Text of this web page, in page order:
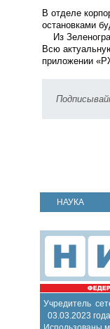
В отделе
остановками
Из
Всю
приложении
НАУКА
Учредитель
03.03.2023 года